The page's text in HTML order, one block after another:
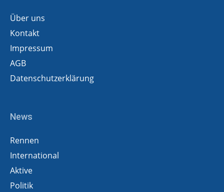
Über uns
Kontakt
Impressum
AGB
Datenschutzerklärung
News
Rennen
International
Aktive
Politik